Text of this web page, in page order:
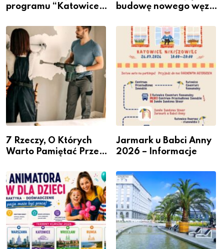
programu “Katowice
– nabór dla
przedsiębiorców
budowę nowego węzła
Podlesiu
7 Rzeczy, O Których
Warto Pamiętać Przed
Jarmark u Babci Anny
2026 – Informacje